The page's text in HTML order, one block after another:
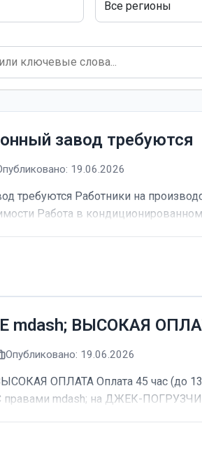
завод требуются
19.06.2026
требуются Работники на
Работа в
mdash; ВЫСОКАЯ
Опубликовано: 19.06.2026
ОПЛАТА Оплата 45 час (до
правами mdash; на ДЖЕК-